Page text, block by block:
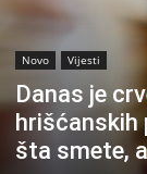
Novo Vijesti
Danas je
hrišćanskih
šta smete,